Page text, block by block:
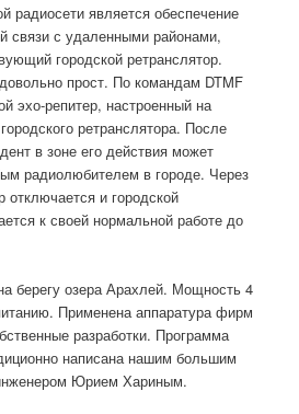
радиосети является обеспечение
связи с удаленными районами,
городской ретранслятор.
прост. По командам DTMF
эхо-репитер, настроенный на
ретранслятора. После
в зоне его действия может
радиолюбителем в городе. Через
отключается и городской
к своей нормальной работе до
берегу озера Арахлей. Мощность 4
Применена аппаратура фирм
разработки. Программа
написана нашим большим
Юрием Хариным.